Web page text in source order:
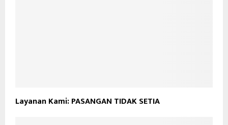
Layanan Kami: PASANGAN TIDAK SETIA